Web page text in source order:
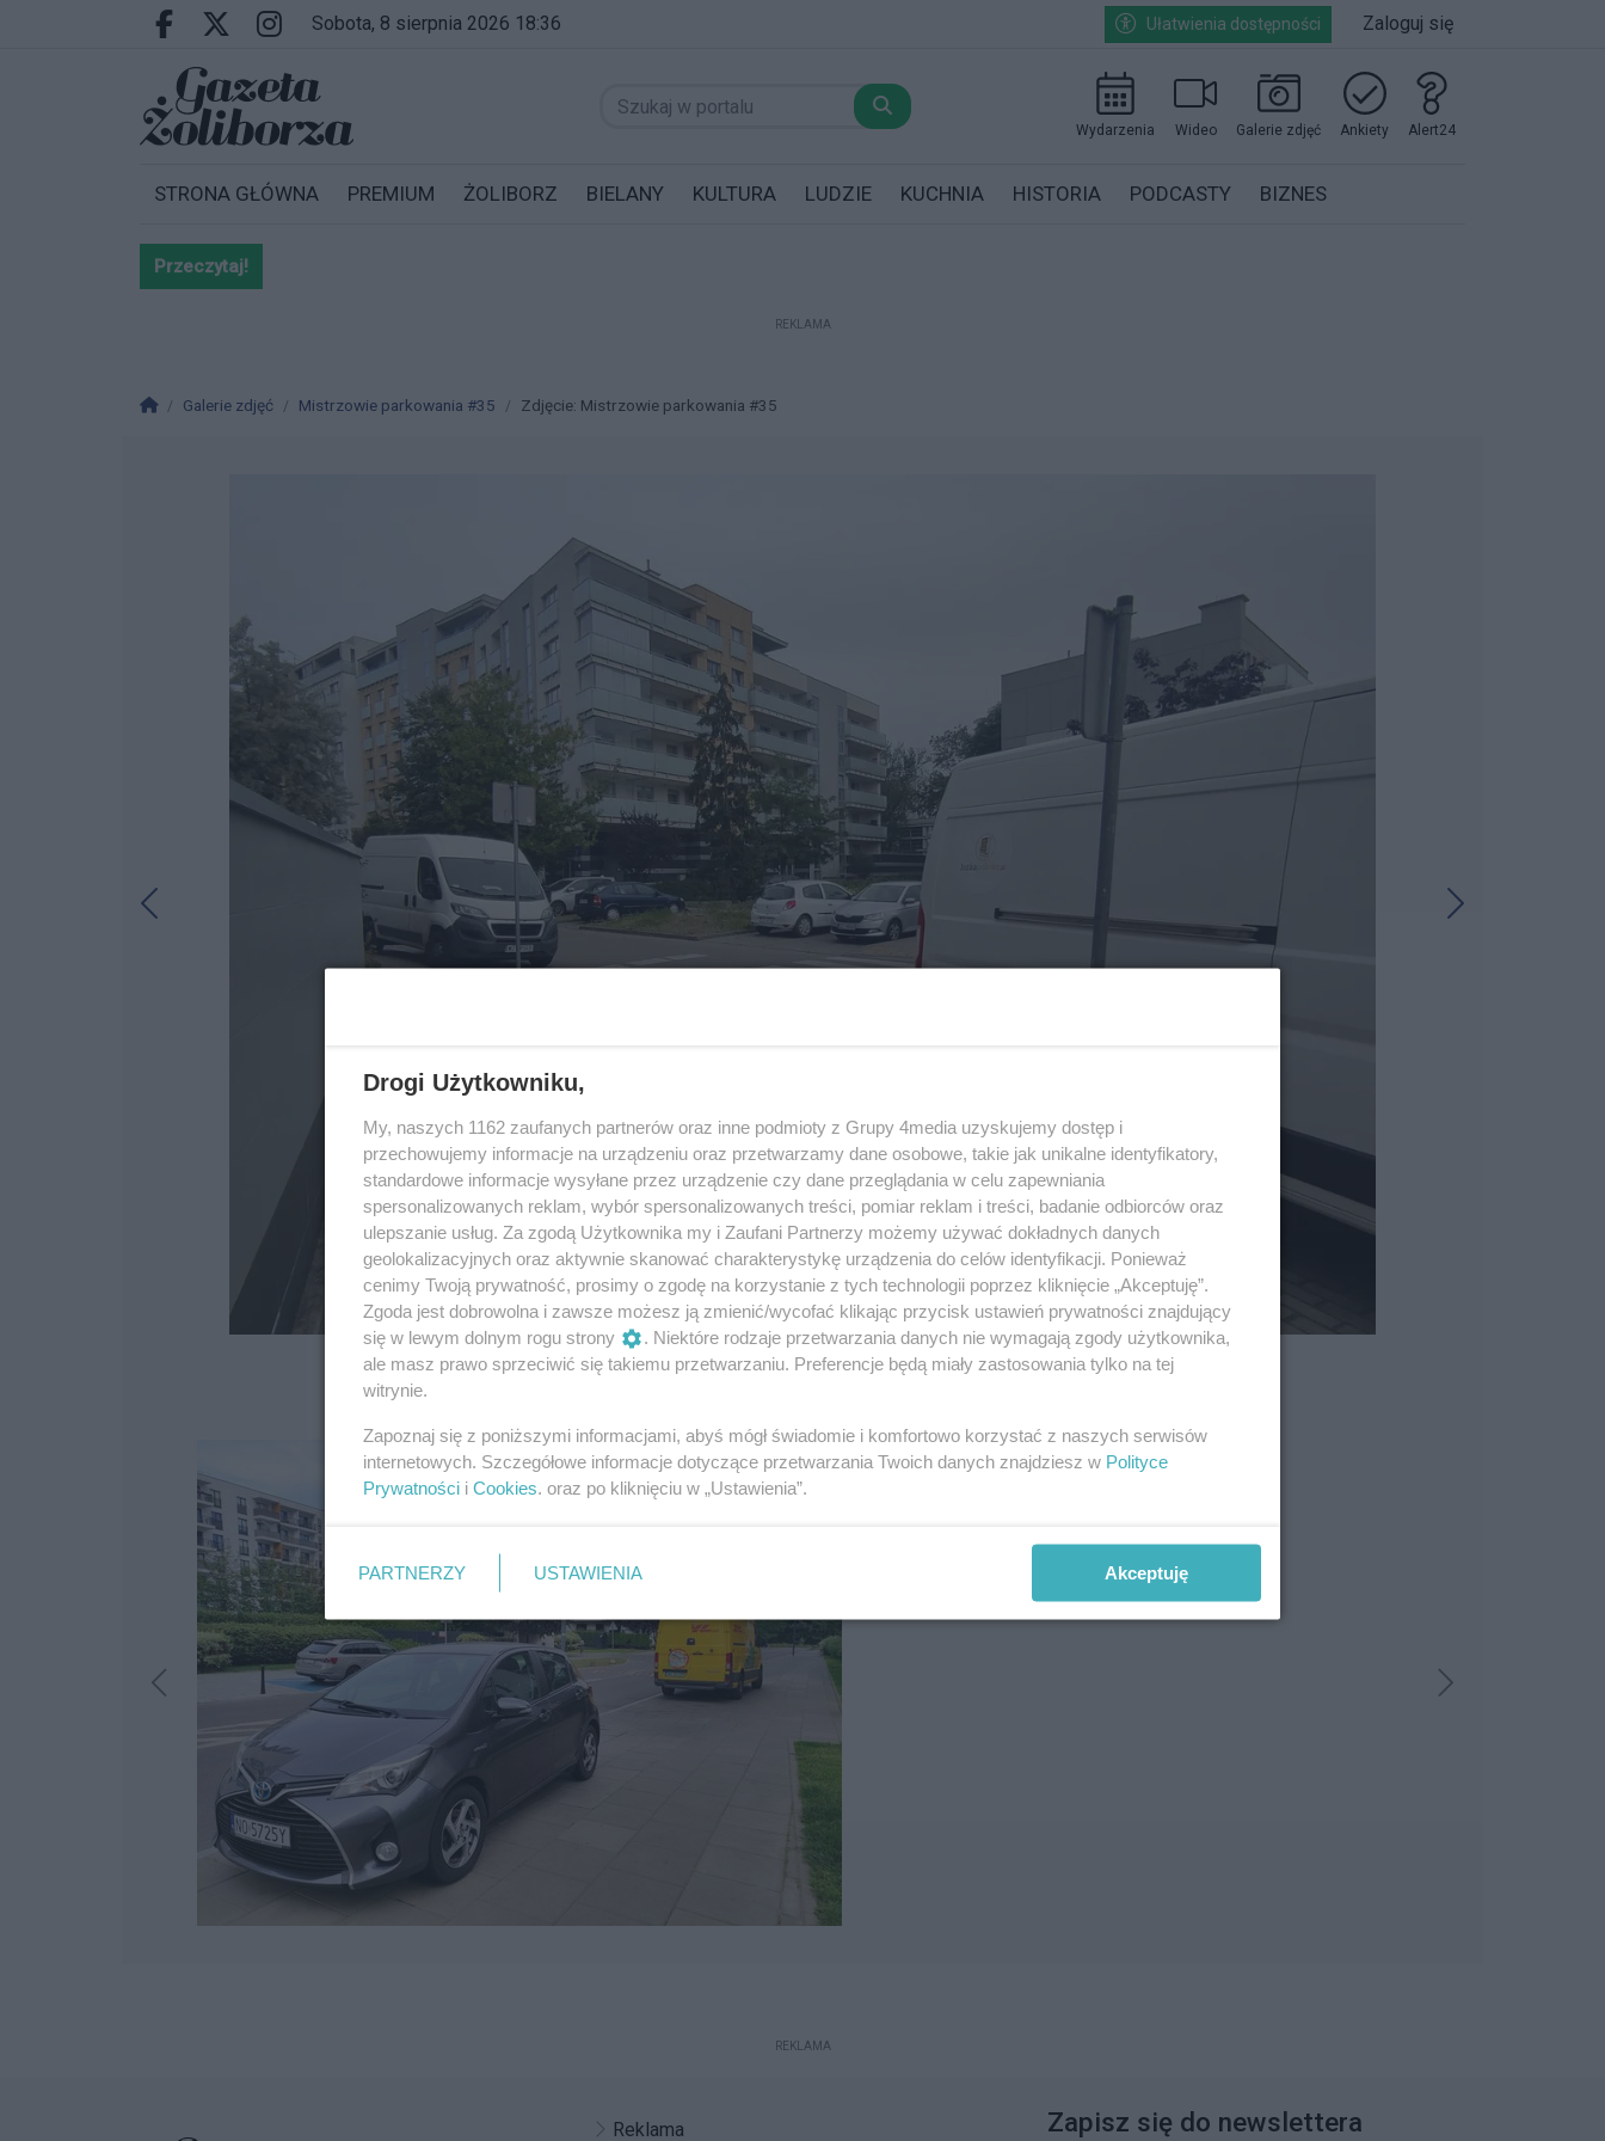
Przejdź do głównych treści
Przejdź do wyszukiwarki
Przejdź do głównego menu
Facebook.com
X.comInstagram.com
sobota, 8 sierpnia 2026 18:36 Ułatwienia dostępności Zaloguj się
Wydarzenia Wideo Galerie zdjęć Ankiety Alert24
STRONA GŁÓWNA PREMIUM ŻOLIBORZ BIELANY KULTURA LUDZIE KUCHNIA HISTORIA PODCASTY BIZNES
Przeczytaj!
REKLAMA
Strona główna
Galerie zdjęć Mistrzowie parkowania #35 Zdjęcie: Mistrzowie parkowania #35
4 / 26
REKLAMA
Reklama Zapisz się do newslettera
Drogi Użytkowniku,
My, naszych 1162 zaufanych partnerów oraz inne podmioty z Grupy 4media uzyskujemy dostęp i
przechowujemy informacje na urządzeniu oraz przetwarzamy dane osobowe, takie jak unikalne identyfikatory,
standardowe informacje wysyłane przez urządzenie czy dane przeglądania w celu zapewniania
spersonalizowanych reklam, wybór spersonalizowanych treści, pomiar reklam i treści, badanie odbiorców oraz
ulepszanie usług. Za zgodą Użytkownika my i Zaufani Partnerzy możemy używać dokładnych danych
geolokalizacyjnych oraz aktywnie skanować charakterystykę urządzenia do celów identyfikacji. Ponieważ
cenimy Twoją prywatność, prosimy o zgodę na korzystanie z tych technologii poprzez kliknięcie „Akceptuję”.
Zgoda jest dobrowolna i zawsze możesz ją zmienić/wycofać klikając przycisk ustawień prywatności znajdujący
się w lewym dolnym rogu strony
. Niektóre rodzaje przetwarzania danych nie wymagają zgody użytkownika,
ale masz prawo sprzeciwić się takiemu przetwarzaniu. Preferencje będą miały zastosowania tylko na tej
witrynie.
Zapoznaj się z poniższymi informacjami, abyś mógł świadomie i komfortowo korzystać z naszych serwisów
internetowych. Szczegółowe informacje dotyczące przetwarzania Twoich danych znajdziesz w Polityce
Prywatności i Cookies. oraz po kliknięciu w „Ustawienia”.
PARTNERZY USTAWIENIA Akceptuję